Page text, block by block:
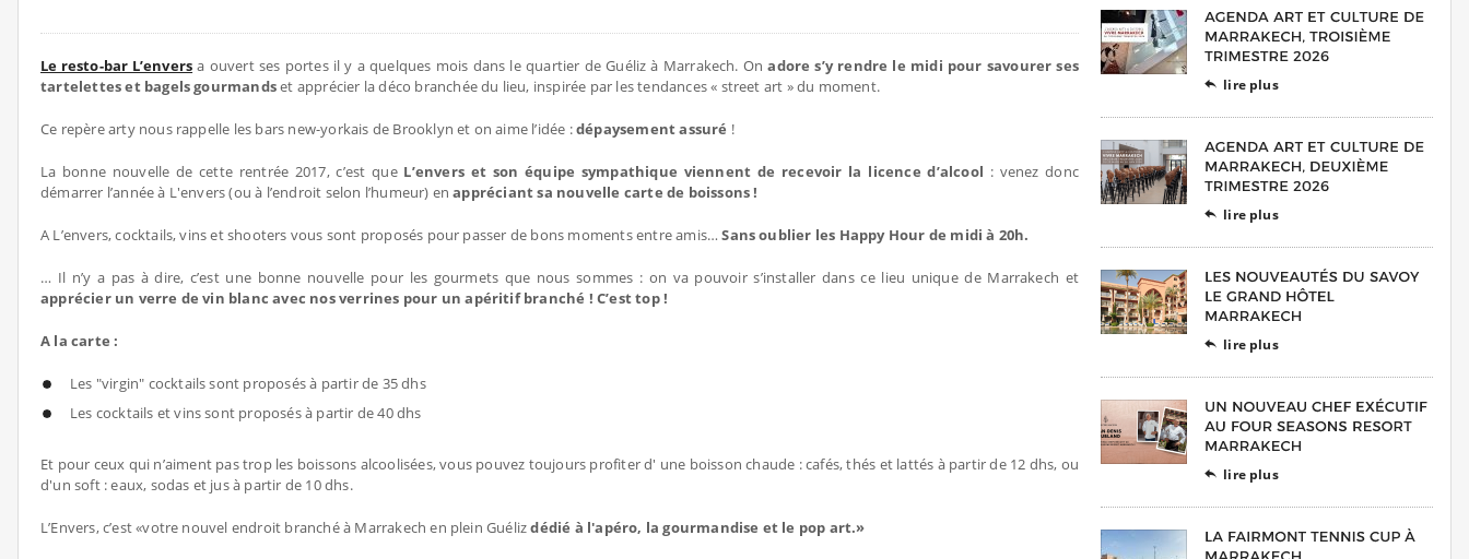
Le resto-bar L’envers a ouvert ses portes il y a quelques mois dans le quartier de Guéliz à Marrakech. Onadore s’y rendre le midi pour savourer ses
tartelettes et bagels gourmandset apprécier la déco branchée du lieu, inspirée par les tendances « street art » du moment.
Ce repère arty nous rappelle les bars new-yorkais de Brooklyn et on aime l’idée :dépaysement assuré !
La bonne nouvelle de cette rentrée 2017, c’est queL’envers et son équipe sympathique viennent de recevoir la licence d’alcool : venez donc
démarrer l’année à L'envers (ou à l’endroit selon l’humeur) enappréciant sa nouvelle carte de boissons !
A L’envers, cocktails, vins et shooters vous sont proposés pour passer de bons moments entre amis…Sans oublier les Happy Hour de midi à 20h.
… Il n’y a pas à dire, c’est une bonne nouvelle pour les gourmets que nous sommes : on va pouvoir s’installer dans ce lieu unique de Marrakech et
apprécier un verre de vin blanc avec nos verrines pour un apéritif branché ! C’est top !
A la carte :
Les "virgin" cocktails sont proposés à partir de 35 dhs
Les cocktails et vins sont proposés à partir de 40 dhs
Et pour ceux qui n’aiment pas trop les boissons alcoolisées, vous pouvez toujours profiter d' une boisson chaude : cafés, thés et lattés à partir de 12 dhs, ou
d'un soft : eaux, sodas et jus à partir de 10 dhs.
L’Envers, c’est «votre nouvel endroit branché à Marrakech en plein Guélizdédié à l'apéro, la gourmandise et le pop art.»
 lire plus
 lire plus
 lire plus
 lire plus